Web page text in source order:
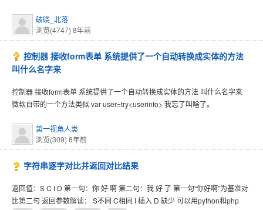
破晓_北落
浏览(4747) 8年前
控制器 接收form表单 系统提供了一个自动转换成实体的方法
叫什么名字来
控制器 接收form表单 系统提供了一个自动转换成实体的方法 叫什么名字来
微软自带的一个方法类似 var user=try<userinfo> 我忘了叫啥了。
第一视角人类
浏览(309) 8年前
字符串逐字对比并返回对比结果
返回值：S C I D 第一句：你 好 啊 第二句：我 好 了 第一句“你好啊”为基准对
比第二句 返回参数解读： S不同 C相同 I 插入 D 缺少 可以用python和php